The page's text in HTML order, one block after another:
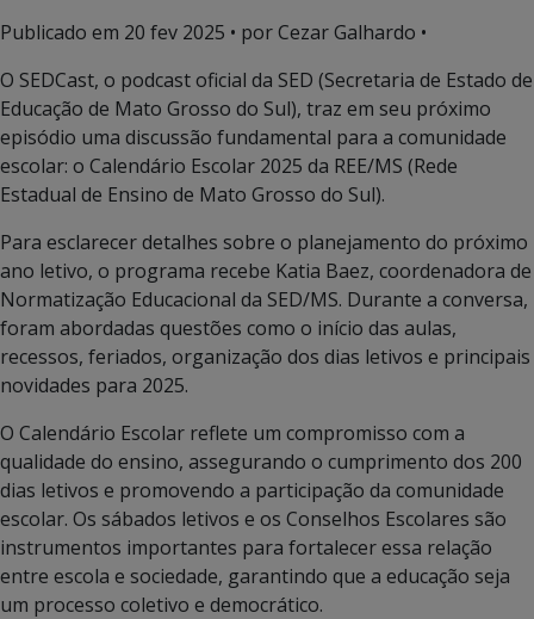
Publicado em 20 fev 2025 • por Cezar Galhardo •
O SEDCast, o podcast oficial da SED (Secretaria de Estado de
Educação de Mato Grosso do Sul), traz em seu próximo
episódio uma discussão fundamental para a comunidade
escolar: o Calendário Escolar 2025 da REE/MS (Rede
Estadual de Ensino de Mato Grosso do Sul).
Para esclarecer detalhes sobre o planejamento do próximo
ano letivo, o programa recebe Katia Baez, coordenadora de
Normatização Educacional da SED/MS. Durante a conversa,
foram abordadas questões como o início das aulas,
recessos, feriados, organização dos dias letivos e principais
novidades para 2025.
O Calendário Escolar reflete um compromisso com a
qualidade do ensino, assegurando o cumprimento dos 200
dias letivos e promovendo a participação da comunidade
escolar. Os sábados letivos e os Conselhos Escolares são
instrumentos importantes para fortalecer essa relação
entre escola e sociedade, garantindo que a educação seja
um processo coletivo e democrático.